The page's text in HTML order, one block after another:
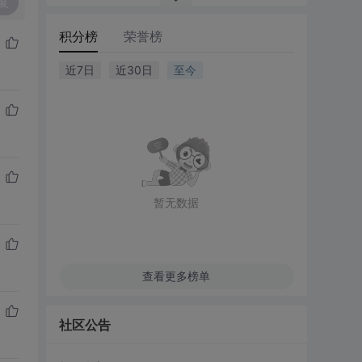
积分榜 荣誉榜
近7日 近30日 至今
暂无数据
查看更多榜单
社区公告